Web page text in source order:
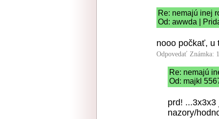
Re: nemajú inej
Od: awwda |
nooo počkať, u
Odpovedať Známka:
Re: nemajú
Od: majkl
prd!
nazory/